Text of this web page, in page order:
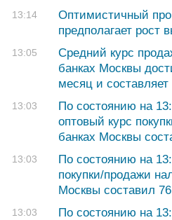
13:14
Оптимистичный
предполагает рост
13:05
Средний курс
банках Москвы
месяц и
13:03
По состоянию на
оптовый курс
банках Москвы
13:03
По состоянию на
покупки/продажи
Москвы составил
13:03
По состоянию на